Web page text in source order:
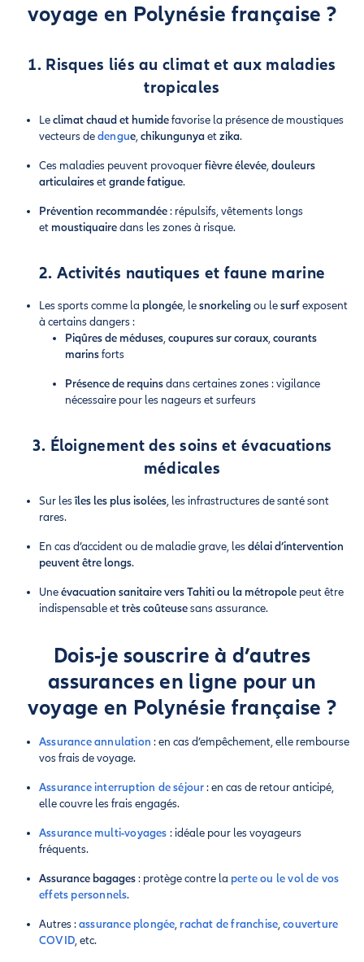
voyage en Polynésie française ?
1. Risques liés au climat et aux maladies
tropicales
Leclimat chaud et humidefavorise la présence de moustiques
vecteurs dedengue,chikungunyaetzika.
Ces maladies peuvent provoquerfièvre élevée,douleurs
articulairesetgrande fatigue.
Prévention recommandée: répulsifs, vêtements longs
et moustiquairedans les zones à risque.
2. Activités nautiques et faune marine
Les sports comme la plongée, lesnorkelingou lesurfexposent
à certains dangers :
Piqûres de méduses,coupures sur coraux,courants
marinsforts
Présence de requinsdans certaines zones : vigilance
nécessaire pour les nageurs et surfeurs
3. Éloignement des soins et évacuations
médicales
Sur lesîles les plus isolées, les infrastructures de santé sont
rares.
En cas d’accident ou de maladie grave, lesdélai d’intervention
peuvent être longs.
Uneévacuation sanitaire vers Tahiti ou la métropole peut être
indispensable ettrès coûteusesans assurance.
Dois-je souscrire à d’autres
assurances en ligne pour un
voyage en Polynésie française ?
Assurance annulation : en cas d’empêchement, elle rembourse
vos frais de voyage.
Assurance interruption de séjour: en cas de retour anticipé,
elle couvre les frais engagés.
Assurance multi-voyages : idéale pour les voyageurs
fréquents.
Assurance bagages: protège contre la perte ou le vol de vos
effets personnels.
Autres :assurance plongée, rachat de franchise,couverture
COVID, etc.